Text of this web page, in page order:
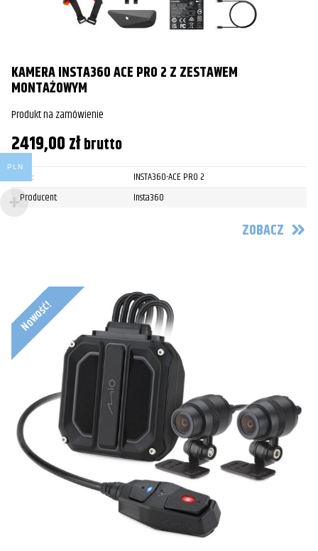
KAMERA INSTA360 ACE PRO 2 Z ZESTAWEM
MONTAŻOWYM
Produkt na zamówienie
2419,00złbrutto
SKU:
INSTA360-ACE PRO 2
Producent:
Insta360
ZOBACZ
Nowość!
PLN